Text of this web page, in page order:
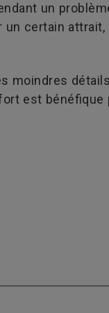
un
certain attrait,
moindres
est